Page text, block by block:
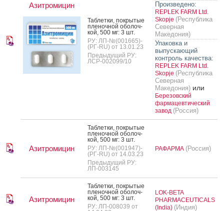
Азитромицин
Таб­летки, пок­ры­тые
пле­ноч­ной обо­лоч­
кой, 500 мг: 3 шт.
РУ: ЛП-№(001665)-
(РГ-RU) от 13.01.23
Предыдущий РУ:
ЛСР-002099/10
Произведено:
REPLEK FARM Ltd.
Skopje (Республика
Северная
Македония)
Упаковка и
выпускающий
контроль качества:
REPLEK FARM Ltd.
Skopje (Республика
Северная
Македония) или
Березовский
фармацевтический
завод (Россия)
Азитромицин
Таб­летки, пок­ры­тые
пле­ноч­ной обо­лоч­
кой, 500 мг: 3 шт.
РУ: ЛП-№(001947)-
(РГ-RU) от 14.03.23
Предыдущий РУ:
ЛП-003145
РАФАРМА (Россия)
Азитромицин
Таб­летки, пок­ры­тые
пле­ноч­ной обо­лоч­
кой, 500 мг: 3 шт.
РУ: ЛП-008039 от
LOK-BETA
PHARMACEUTICALS
(India) (Индия)